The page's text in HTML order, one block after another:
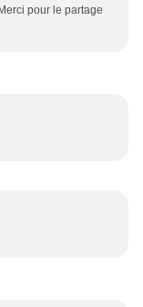
pour le partage